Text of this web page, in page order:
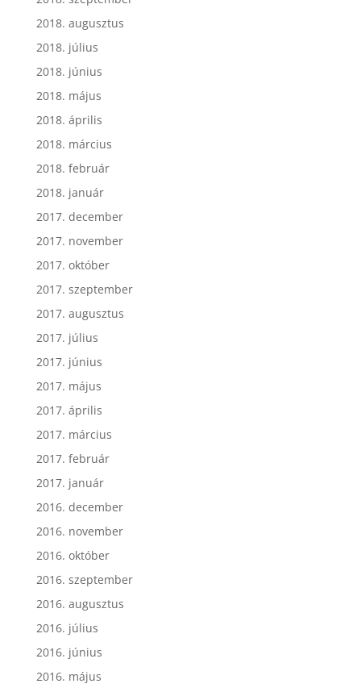
2018. augusztus
2018. július
2018. június
2018. május
2018. április
2018. március
2018. február
2018. január
2017. december
2017. november
2017. október
2017. szeptember
2017. augusztus
2017. július
2017. június
2017. május
2017. április
2017. március
2017. február
2017. január
2016. december
2016. november
2016. október
2016. szeptember
2016. augusztus
2016. július
2016. június
2016. május